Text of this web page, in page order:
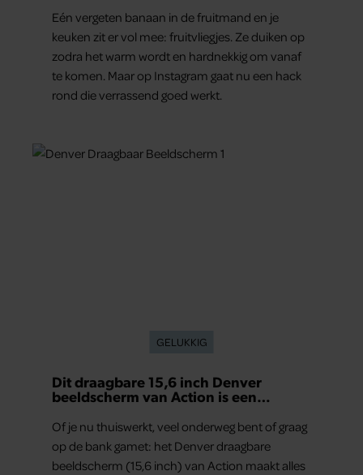
Eén vergeten banaan in de fruitmand en je
keuken zit er vol mee: fruitvliegjes. Ze duiken op
zodra het warm wordt en hardnekkig om vanaf
te komen. Maar op Instagram gaat nu een hack
rond die verrassend goed werkt.
GELUKKIG
Dit draagbare 15,6 inch Denver
beeldscherm van Action is een
binge-watchers
Of je nu thuiswerkt, veel onderweg bent of graag
op de bank gamet: het Denver draagbare
beeldscherm (15,6 inch) van Action maakt alles